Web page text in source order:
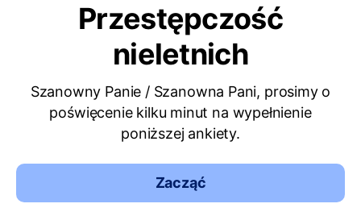
Przestępczość
nieletnich
Szanowny Panie / Szanowna Pani, prosimy o
poświęcenie kilku minut na wypełnienie
poniższej ankiety.
Zacząć